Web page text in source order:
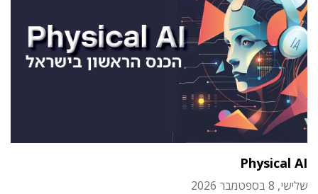
Physical AI
שלישי, 8 בספטמבר 2026